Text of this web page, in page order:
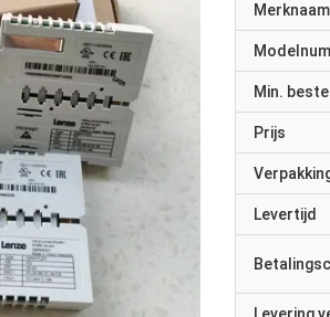
Merknaam
Min.
Prijs
Levertijd